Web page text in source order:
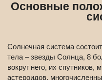
Основные
Солнечная система
тела – звезды Солнца, 8
вокруг него, их
астероидов,